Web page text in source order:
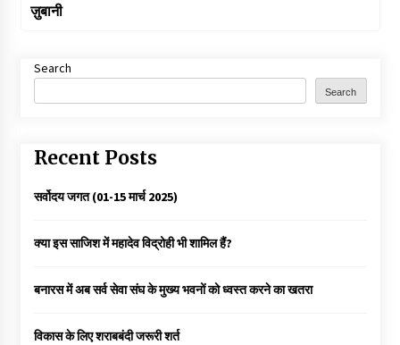
ज़ुबानी
Search
Search
Recent Posts
सर्वोदय जगत (01-15 मार्च 2025)
क्या इस साजिश में महादेव विद्रोही भी शामिल हैं?
बनारस में अब सर्व सेवा संघ के मुख्य भवनों को ध्वस्त करने का खतरा
विकास के लिए शराबबंदी जरूरी शर्त